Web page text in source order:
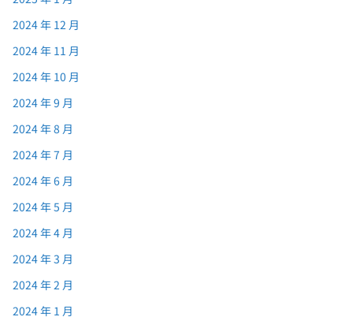
2024 年 12 月
2024 年 11 月
2024 年 10 月
2024 年 9 月
2024 年 8 月
2024 年 7 月
2024 年 6 月
2024 年 5 月
2024 年 4 月
2024 年 3 月
2024 年 2 月
2024 年 1 月